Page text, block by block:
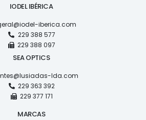
IODEL IBÉRICA
iberica.com
229 388 577
229 388 097
SEA OPTICS
lda.com
229 363 392
229 377 171
MARCAS